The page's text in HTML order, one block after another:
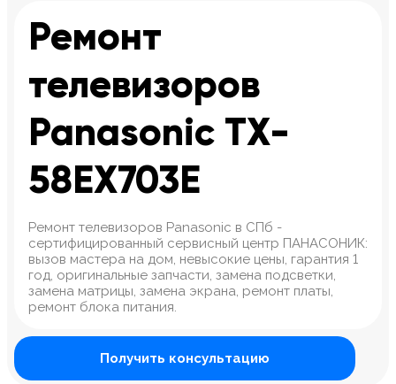
Ремонт
телевизоров
Panasonic TX-
58EX703E
Ремонт телевизоров Panasonic в СПб -
сертифицированный сервисный центр ПАНАСОНИК:
вызов мастера на дом, невысокие цены, гарантия 1
год, оригинальные запчасти, замена подсветки,
замена матрицы, замена экрана, ремонт платы,
ремонт блока питания.
Получить консультацию